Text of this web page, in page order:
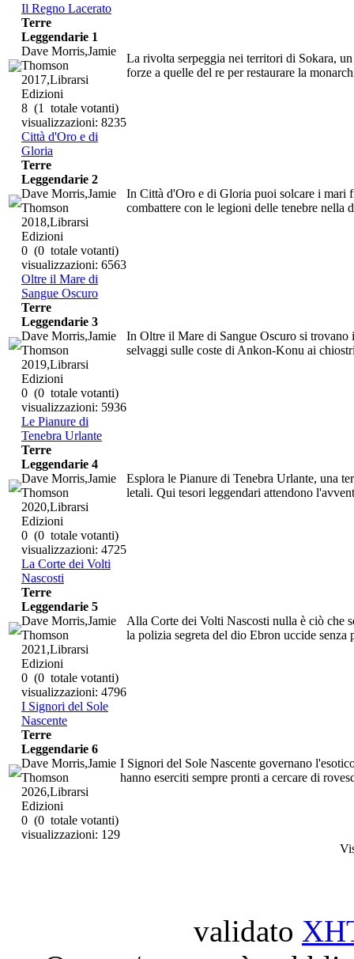
Il Regno Lacerato
La rivolta serpeggia nei territori di Sokara,
forze a quelle del re per restaurare la
Terre
Leggendarie 1
Dave Morris,Jamie
Thomson
2017,Librarsi
Edizioni
8 (1 totale votanti)
visualizzazioni: 8235
Città d'Oro e di
Gloria
In Città d'Oro e di Gloria puoi solcare i mari
combattere con le legioni delle tenebre nella
Terre
Leggendarie 2
Dave Morris,Jamie
Thomson
2018,Librarsi
Edizioni
0 (0 totale votanti)
visualizzazioni: 6563
Oltre il Mare di
Sangue Oscuro
In Oltre il Mare di Sangue Oscuro si
selvaggi sulle coste di Ankon-Konu ai
Terre
Leggendarie 3
Dave Morris,Jamie
Thomson
2019,Librarsi
Edizioni
0 (0 totale votanti)
visualizzazioni: 5936
Le Pianure di
Tenebra Urlante
Esplora le Pianure di Tenebra Urlante, una
letali. Qui tesori leggendari attendono
Terre
Leggendarie 4
Dave Morris,Jamie
Thomson
2020,Librarsi
Edizioni
0 (0 totale votanti)
visualizzazioni: 4725
La Corte dei Volti
Nascosti
Alla Corte dei Volti Nascosti nulla è ciò che
la polizia segreta del dio Ebron uccide senza
Terre
Leggendarie 5
Dave Morris,Jamie
Thomson
2021,Librarsi
Edizioni
0 (0 totale votanti)
visualizzazioni: 4796
I Signori del Sole
Nascente
I Signori del Sole Nascente governano
hanno eserciti sempre pronti a cercare di
Terre
Leggendarie 6
Dave Morris,Jamie
Thomson
2026,Librarsi
Edizioni
0 (0 totale votanti)
visualizzazioni: 129
validato